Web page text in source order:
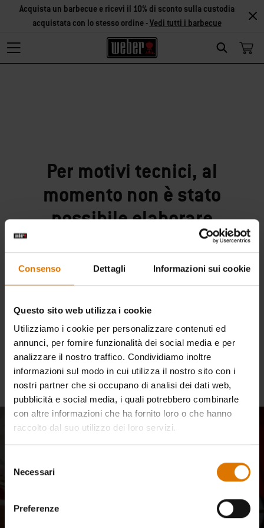
Consenso Dettagli Informazioni sui cookie
Questo sito web utilizza i cookie
Utilizziamo i cookie per personalizzare contenuti ed
annunci, per fornire funzionalità dei social media e per
analizzare il nostro traffico. Condividiamo inoltre
informazioni sul modo in cui utilizza il nostro sito con i
nostri partner che si occupano di analisi dei dati web,
pubblicità e social media, i quali potrebbero combinarle
con altre informazioni che ha fornito loro o che hanno
raccolto dal suo utilizzo dei loro servizi.
delNecessari
Preferenze
Search
Acquista un barbecue e ricevi il 10% di sconto sulla custodia
acquistata con lo stesso ordine -Vedi tutti i barbecue
Per motivi tecnici, al
momento non è stato
possibile elaborare
correttamente la tua
richiesta. Ci scusiamo per
qualsiasi inconveniente.
Continua gli acquisti
Entra a far parte della nostra
Aggiornamenti e-mail della nostra community di maestri del